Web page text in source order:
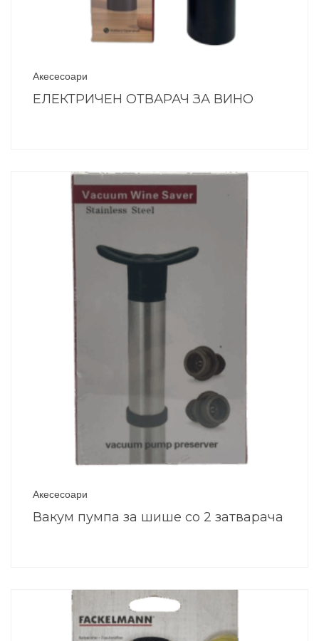
Акесесоари
ЕЛЕКТРИЧЕН ОТВАРАЧ ЗА ВИНО
Акесесоари
Вакум пумпа за шише со 2 затварача